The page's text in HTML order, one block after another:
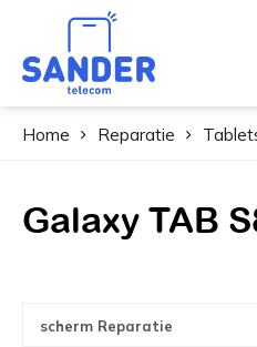
Home Reparatie
Galaxy TAB
scherm Reparatie